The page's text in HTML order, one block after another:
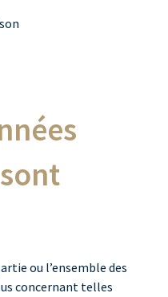
ou l’ensemble des
concernant telles